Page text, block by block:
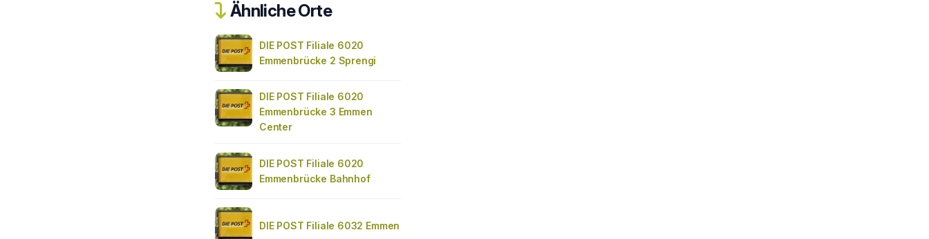
Ähnliche Orte
DIE POST Filiale 6020
Emmenbrücke 2 Sprengi
DIE POST Filiale 6020
Emmenbrücke 3 Emmen
Center
DIE POST Filiale 6020
Emmenbrücke Bahnhof
DIE POST Filiale 6032 Emmen